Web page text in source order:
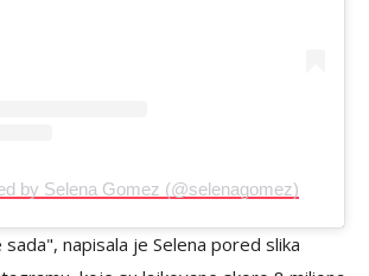
by Selena Gomez (@selenagomez)
napisala je Selena pored slika